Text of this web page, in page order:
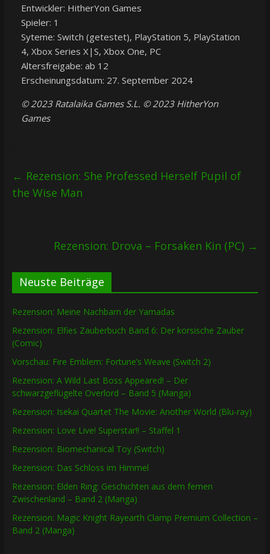
Entwickler: HitherYon Games
Spieler: 1
Syteme: Switch (getestet), PlayStation 5, PlayStation
4, Xbox Series X|S, Xbox One, PC
Altersfreigabe: ab 12
Erscheinungsdatum: 27. September 2024
© 2023 Ratalaika Games S.L. © 2023 HitherYon
Games
← Rezension: She Professed Herself Pupil of
the Wise Man
Rezension: Drova – Forsaken Kin (PC) →
Neuste Beiträge
Rezension: Meine Nachbarn der Yamadas
Rezension: Elfies Zauberbuch Band 6: Der korsische Zauber
(Comic)
Vorschau: Fire Emblem: Fortune’s Weave (Switch 2)
Rezension: A Wild Last Boss Appeared! – Der
schwarzgeflügelte Overlord – Band 5 (Manga)
Rezension: Isekai Quartet The Movie: Another World (Blu-ray)
Rezension: Love Live! Superstar!! – Staffel 1
Rezension: Biomechanical Toy (Switch)
Rezension: Das Schloss im Himmel
Rezension: Elden Ring: Geschichten aus dem fernen
Zwischenland – Band 2 (Manga)
Rezension: Magic Knight Rayearth Clamp Premium Collection –
Band 2 (Manga)